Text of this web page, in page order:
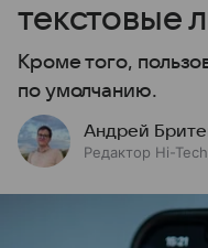
текстовые
Кроме того,
по умолчанию.
Андрей
Редактор Hi-